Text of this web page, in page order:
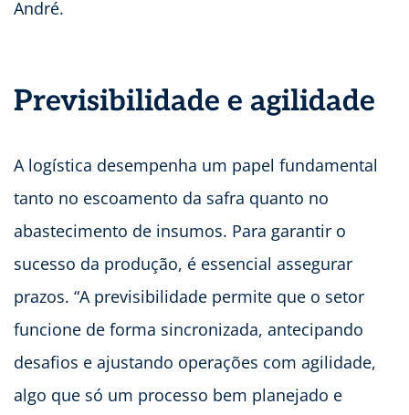
André.
Previsibilidade e agilidade
A logística desempenha um papel fundamental
tanto no escoamento da safra quanto no
abastecimento de insumos. Para garantir o
sucesso da produção, é essencial assegurar
prazos. “A previsibilidade permite que o setor
funcione de forma sincronizada, antecipando
desafios e ajustando operações com agilidade,
algo que só um processo bem planejado e